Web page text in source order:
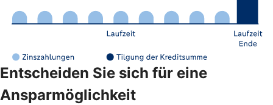
Entscheiden Sie sich für eine
Ansparmöglichkeit